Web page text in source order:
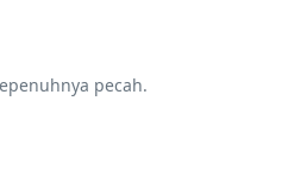
pecah.